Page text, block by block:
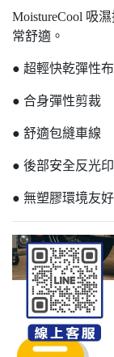
MoistureCool 吸
常舒適。
● 超輕快乾彈性
● 合身彈性剪裁
● 舒適包縫車線
● 後部安全反光印
● 無塑膠環境友